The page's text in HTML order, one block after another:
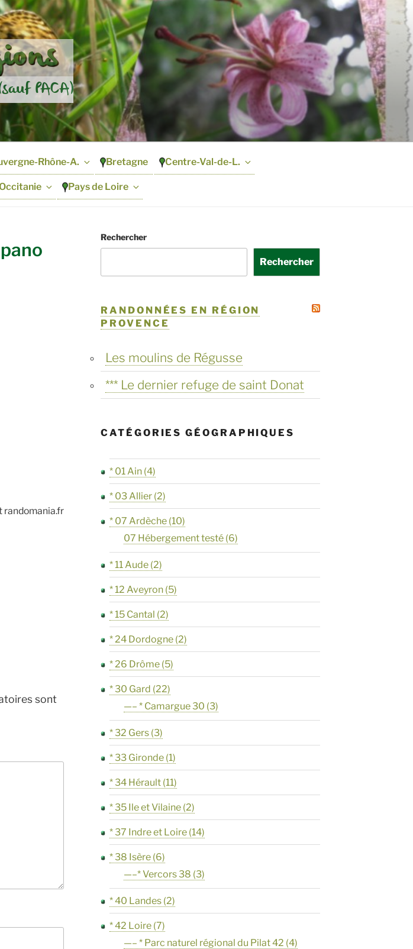
PACA)
Rhône-A. Bretagne Centre-Val-de-L.
Pays de Loire
sont
Rechercher
Rechercher
RANDONNÉES EN RÉGION
PROVENCE
Les moulins de Régusse
*** Le dernier refuge de saint Donat
CATÉGORIES GÉOGRAPHIQUES
* 01 Ain (4)
* 03 Allier (2)
* 07 Ardèche (10)
07 Hébergement testé (6)
* 11 Aude (2)
* 12 Aveyron (5)
* 15 Cantal (2)
* 24 Dordogne (2)
* 26 Drôme (5)
* 30 Gard (22)
—– * Camargue 30 (3)
* 32 Gers (3)
* 33 Gironde (1)
* 34 Hérault (11)
* 35 Ile et Vilaine (2)
* 37 Indre et Loire (14)
* 38 Isère (6)
—–* Vercors 38 (3)
* 40 Landes (2)
* 42 Loire (7)
—– * Parc naturel régional du Pilat 42 (4)